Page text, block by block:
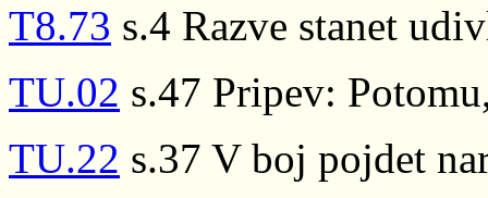
T8.73 s.4 Razve stanet
TU.02 s.47 Pripev:
TU.22 s.37 V boj pojdet